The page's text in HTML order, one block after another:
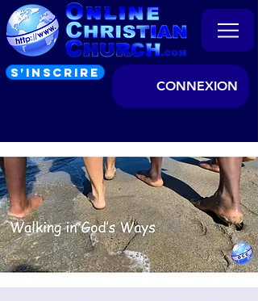
S’INSCRIRE
CONNEXION